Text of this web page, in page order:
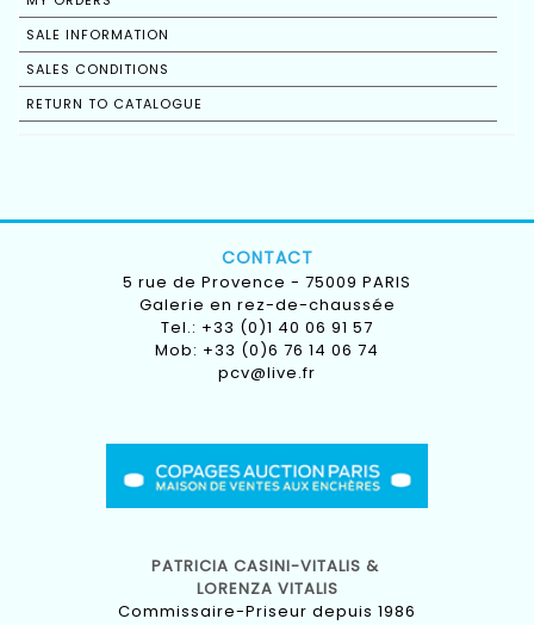
SALE INFORMATION
SALES CONDITIONS
RETURN TO CATALOGUE
CONTACT
5 rue de Provence - 75009 PARIS
Galerie en rez-de-chaussée
Tel.: +33 (0)1 40 06 91 57
Mob: +33 (0)6 76 14 06 74
pcv@live.fr
PATRICIA CASINI-VITALIS &
LORENZA VITALIS
Commissaire-Priseur depuis 1986